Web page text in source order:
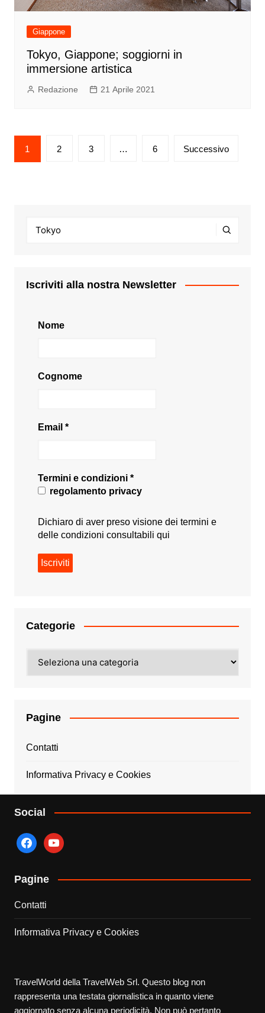
Giappone
Tokyo, Giappone; soggiorni in
immersione artistica
Redazione 21 Aprile 2021
Paginazione
degli
1 2 3 … 6 Successivo
Iscriviti alla nostra Newsletter
Nome
Cognome
Email *
Termini e condizioni *
regolamento privacy
Dichiaro di aver preso visione dei termini e
delle condizioni consultabili qui
Categorie
Pagine
Contatti
Informativa Privacy e Cookies
Social
facebookyoutube
Pagine
Contatti
Informativa Privacy e Cookies
TravelWorld della TravelWeb Srl. Questo blog non
rappresenta una testata giornalistica in quanto viene
aggiornato senza alcuna periodicità. Non può pertanto